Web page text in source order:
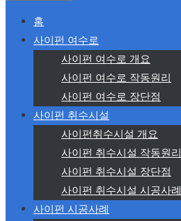
홈
사이펀 여수로
사이펀 여수로 개요
사이펀 여수로 작동원리
사이펀 여수로 장단점
사이펀 취수시설
사이펀취수시설 개요
사이펀 취수시설 작동원리
사이펀 취수시설 장단점
사이펀 취수시설 시공사례
사이펀 시공사례